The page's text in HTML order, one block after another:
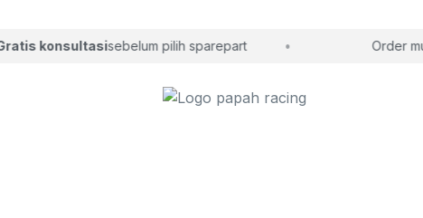
konsultasisebelum pilih sparepart Order